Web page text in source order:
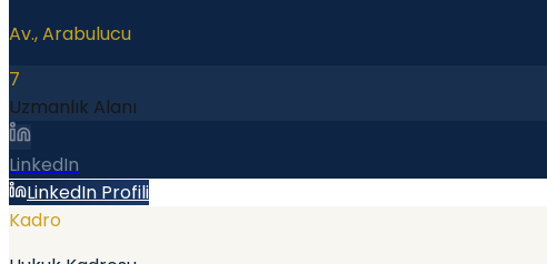
Av., Arabulucu
7
Uzmanlık Alanı
LinkedIn
LinkedIn Profili
Kadro